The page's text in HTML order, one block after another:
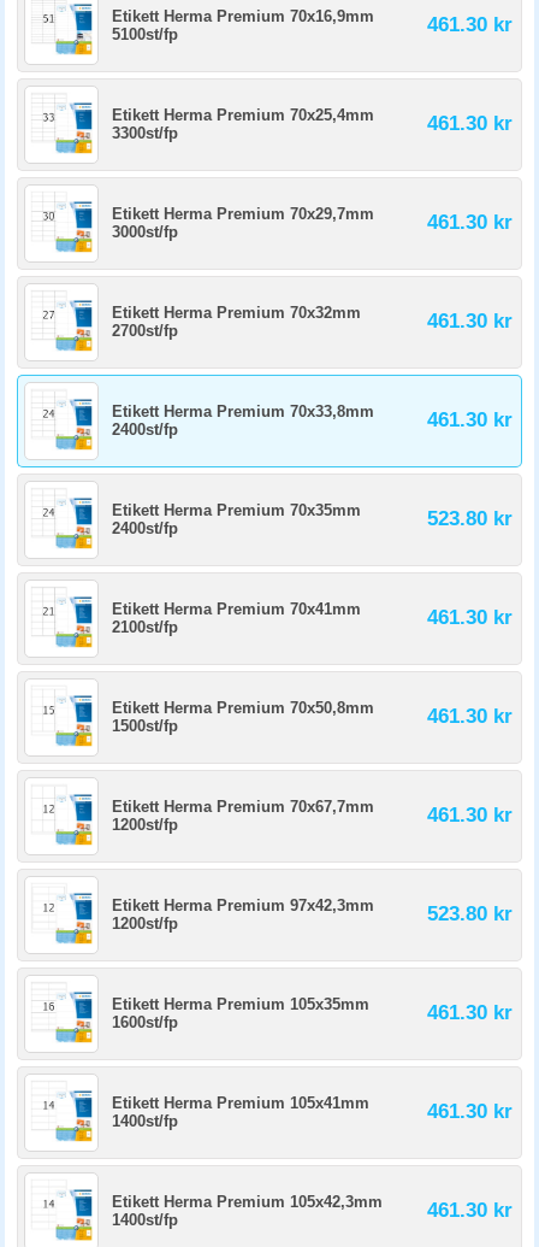
Etikett Herma Premium 70x16,9mm
5100st/fp
461.30 kr
Etikett Herma Premium 70x25,4mm
3300st/fp
461.30 kr
Etikett Herma Premium 70x29,7mm
3000st/fp
461.30 kr
Etikett Herma Premium 70x32mm
2700st/fp
461.30 kr
Etikett Herma Premium 70x33,8mm
2400st/fp
461.30 kr
Etikett Herma Premium 70x35mm
2400st/fp
523.80 kr
Etikett Herma Premium 70x41mm
2100st/fp
461.30 kr
Etikett Herma Premium 70x50,8mm
1500st/fp
461.30 kr
Etikett Herma Premium 70x67,7mm
1200st/fp
461.30 kr
Etikett Herma Premium 97x42,3mm
1200st/fp
523.80 kr
Etikett Herma Premium 105x35mm
1600st/fp
461.30 kr
Etikett Herma Premium 105x41mm
1400st/fp
461.30 kr
Etikett Herma Premium 105x42,3mm
1400st/fp
461.30 kr